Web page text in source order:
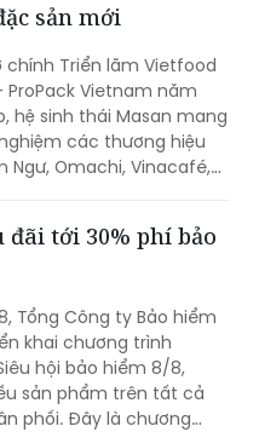
sản mới
chính Triển lãm Vietfood
ProPack Vietnam năm
hệ sinh thái Masan mang
các thương hiệu
Ngư, Omachi, Vinacafé,
Sự kiện diễn ra từ
tại Trung tâm Hội
đãi tới 30% phí bảo
Tổng Công ty Bảo hiểm
khai chương trình
hội bảo hiểm 8/8,
sản phẩm trên tất cả
phối. Đây là chương